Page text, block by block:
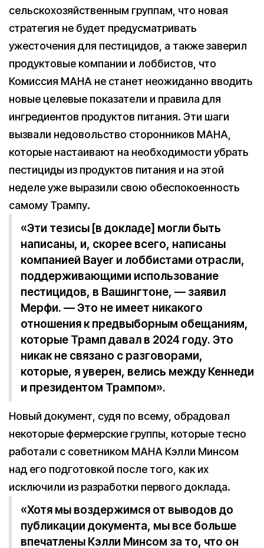
сельскохозяйственным группам, что новая
стратегия не будет предусматривать
ужесточения для пестицидов, а также заверил
продуктовые компании и лоббистов, что
Комиссия MAHA не станет неожиданно вводить
новые целевые показатели и правила для
ингредиентов продуктов питания. Эти шаги
вызвали недовольство сторонников MAHA,
которые настаивают на необходимости убрать
пестициды из продуктов питания и на этой
неделе уже выразили свою обеспокоенность
самому Трампу.
«Эти тезисы [в докладе] могли быть
написаны, и, скорее всего, написаны
компанией Bayer и лоббистами отрасли,
поддерживающими использование
пестицидов, в Вашингтоне, — заявил
Мерфи. — Это не имеет никакого
отношения к предвыборным обещаниям,
которые Трамп давал в 2024 году. Это
никак не связано с разговорами,
которые, я уверен, велись между Кеннеди
и президентом Трампом».
Новый документ, судя по всему, обрадовал
некоторые фермерские группы, которые тесно
работали с советником MAHA Кэлли Минсом
над его подготовкой после того, как их
исключили из разработки первого доклада.
«Хотя мы воздержимся от выводов до
публикации документа, мы все больше
впечатлены Кэлли Минсом за то, что он